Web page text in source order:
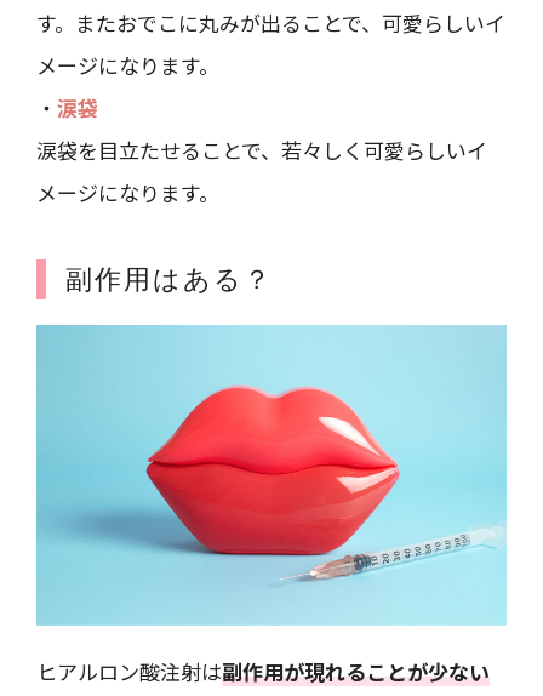
す。またおでこに丸みが出ることで、可愛らしいイ
メージになります。
・ 涙袋
涙袋を目立たせることで、若々しく可愛らしいイ
メージになります。
副作用はある？
ヒアルロン酸注射は副作用が現れることが少ない